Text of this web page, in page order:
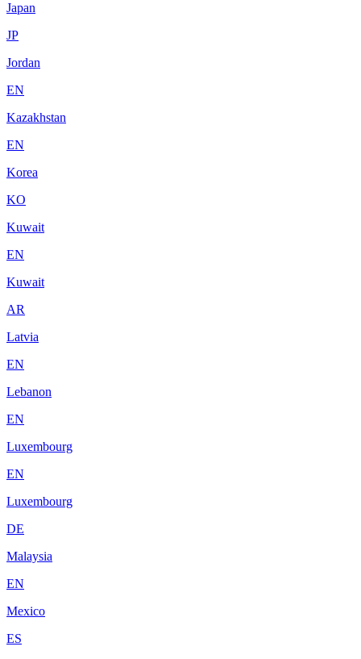
Japan
JP
Jordan
EN
Kazakhstan
EN
Korea
KO
Kuwait
EN
Kuwait
AR
Latvia
EN
Lebanon
EN
Luxembourg
EN
Luxembourg
DE
Malaysia
EN
Mexico
ES